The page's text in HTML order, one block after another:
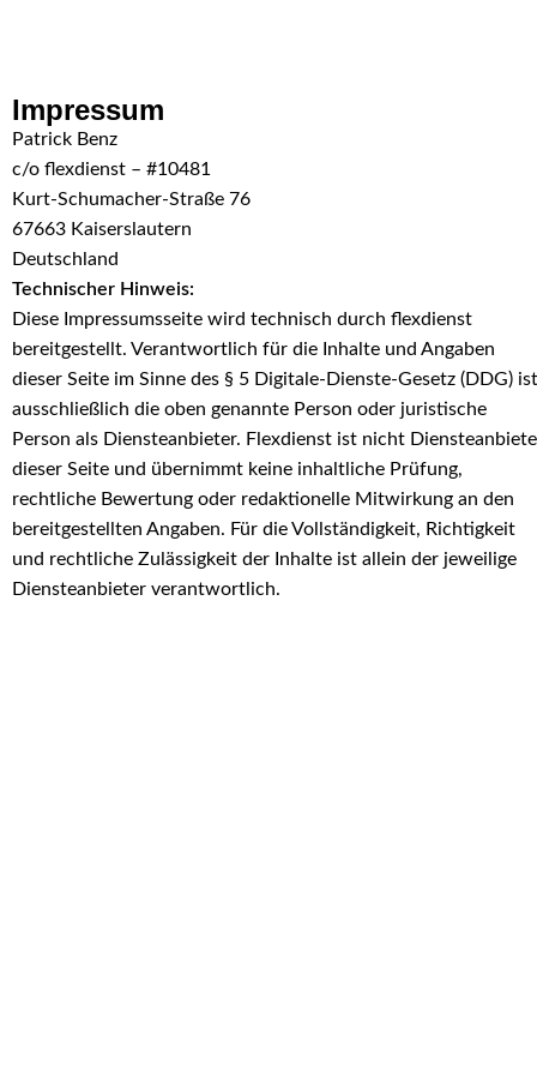
Impressum
Patrick Benz
c/o flexdienst – #10481
Kurt-Schumacher-Straße 76
67663 Kaiserslautern
Deutschland
Technischer Hinweis:
Diese Impressumsseite wird technisch durch flexdienst
bereitgestellt. Verantwortlich für die Inhalte und Angaben
dieser Seite im Sinne des § 5 Digitale-Dienste-Gesetz (DDG) ist
ausschließlich die oben genannte Person oder juristische
Person als Diensteanbieter. Flexdienst ist nicht
dieser Seite und übernimmt keine inhaltliche Prüfung,
rechtliche Bewertung oder redaktionelle Mitwirkung an den
bereitgestellten Angaben. Für die Vollständigkeit, Richtigkeit
und rechtliche Zulässigkeit der Inhalte ist allein der jeweilige
Diensteanbieter verantwortlich.